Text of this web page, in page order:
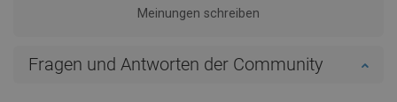
Meinungen schreiben
Fragen und Antworten der Community